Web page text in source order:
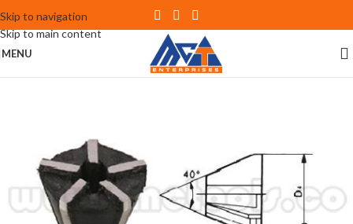
Skip to navigation
Skip to main content
MENU